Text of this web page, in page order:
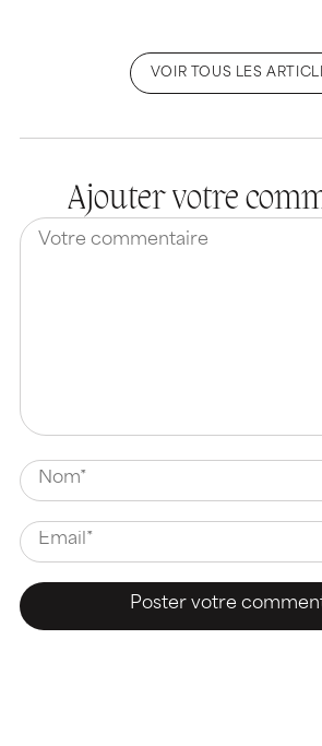
VOIR TOUS LES
Ajouter votre